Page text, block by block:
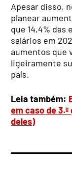
Apesar disso,
planear
que 14,4% das
salários em
aumentos que
ligeiramente
país.
Leia também:
em caso de
deles)